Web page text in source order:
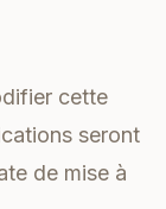
cette
seront
de mise à